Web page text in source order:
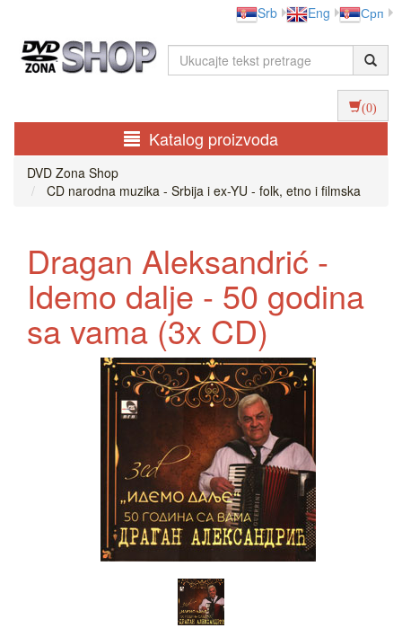
Srb Eng Срп
(0)
Katalog proizvoda
DVD Zona Shop
CD narodna muzika - Srbija i ex-YU - folk, etno i filmska
Dragan Aleksandrić -
Idemo dalje - 50 godina
sa vama (3x CD)